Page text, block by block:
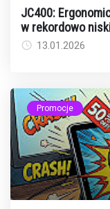
JC400:
w rekordowo
13.01.2026
Promocje